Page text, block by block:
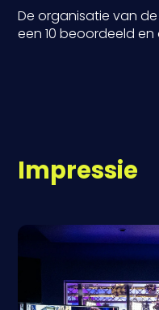
De organisatie van
een 10 beoordeeld
Impressie